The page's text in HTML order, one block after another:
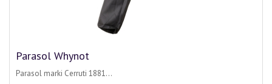
Parasol Whynot
Parasol marki Cerruti 1881...